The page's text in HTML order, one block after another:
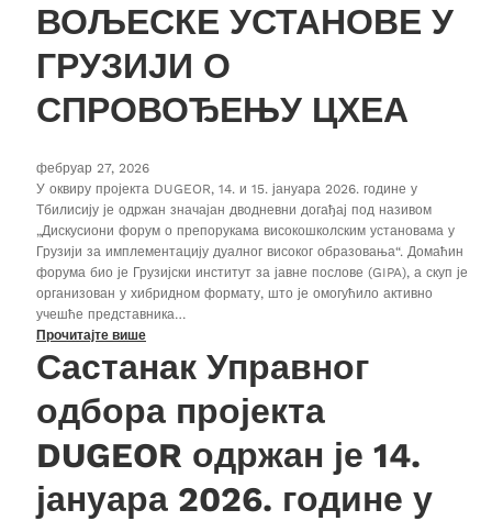
ВОЉЕСКЕ УСТАНОВЕ У
ГРУЗИЈИ О
СПРОВОЂЕЊУ ЦХЕА
фебруар 27, 2026
У оквиру пројекта DUGEOR, 14. и 15. јануара 2026. године у
Тбилисију је одржан значајан дводневни догађај под називом
„Дискусиони форум о препорукама високошколским установама у
Грузији за имплементацију дуалног високог образовања“. Домаћин
форума био је Грузијски институт за јавне послове (GIPA), а скуп је
организован у хибридном формату, што је омогућило активно
учешће представника…
Прочитајте више
Састанак Управног
одбора пројекта
DUGEOR одржан је 14.
јануара 2026. године у